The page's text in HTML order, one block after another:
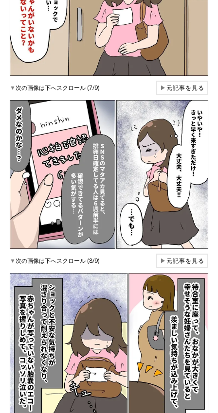
▼次の画像は下へスクロール (7/9) ▶元記事を見る
▼次の画像は下へスクロール (8/9) ▶元記事を見る